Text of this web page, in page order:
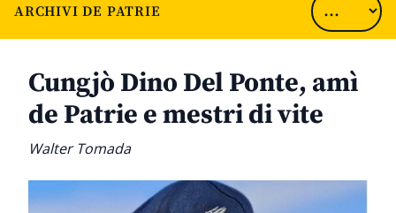
ARCHIVI DE PATRIE
Cungjò Dino Del Ponte, amì
de Patrie e mestri di vite
Walter Tomada